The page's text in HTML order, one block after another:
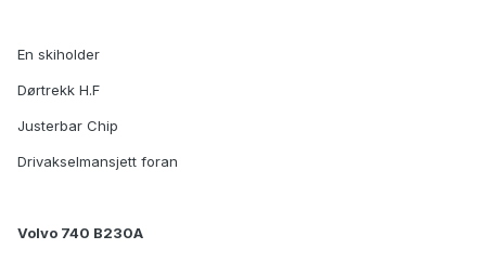
En skiholder
Dørtrekk H.F
Justerbar Chip
Drivakselmansjett foran
Volvo 740 B230A